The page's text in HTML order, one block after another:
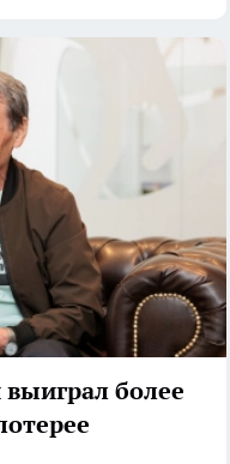
более